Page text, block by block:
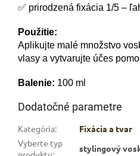
✅ prirodzená fixácia 1/5 –
Použitie:
Aplikujte malé množstvo
vlasy a vytvarujte účes
Balenie: 100 ml
Dodatočné parametre
Kategória:
Fixácia a tvar
Vyberte typ
stylingový